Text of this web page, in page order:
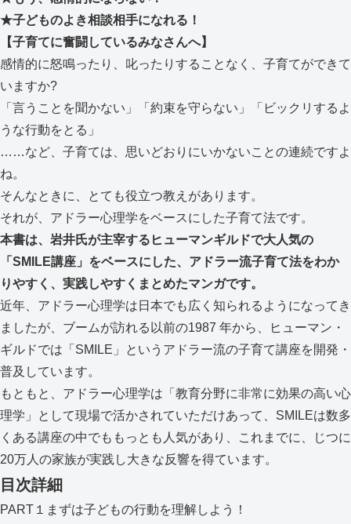
★子どものよき相談相手になれる！
【子育てに奮闘しているみなさんへ】
感情的に怒鳴ったり、叱ったりすることなく、子育てができて
いますか?
「言うことを聞かない」「約束を守らない」「ビックリするよ
うな行動をとる」
……など、子育ては、思いどおりにいかないことの連続ですよ
ね。
そんなときに、とても役立つ教えがあります。
それが、アドラー心理学をベースにした子育て法です。
本書は、岩井氏が主宰するヒューマンギルドで大人気の
「SMILE講座」をベースにした、アドラー流子育て法をわか
りやすく、実践しやすくまとめたマンガです。
近年、アドラー心理学は日本でも広く知られるようになってき
ましたが、ブームが訪れる以前の1987 年から、ヒューマン・
ギルドでは「SMILE」というアドラー流の子育て講座を開発・
普及しています。
もともと、アドラー心理学は「教育分野に非常に効果の高い心
理学」として現場で活かされていただけあって、SMILEは数多
くある講座の中でももっとも人気があり、これまでに、じつに
20万人の家族が実践し大きな反響を得ています。
目次詳細
PART１まずは子どもの行動を理解しよう！